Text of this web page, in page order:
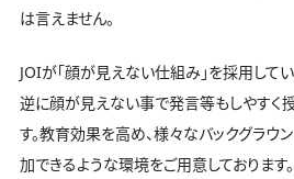
は言えません。
JOIが「顔が見えない仕組み」を採用して
逆に顔が見えない事で発言等もしやすく
す。教育効果を高め、様々なバックグラウ
加できるような環境をご用意しております。